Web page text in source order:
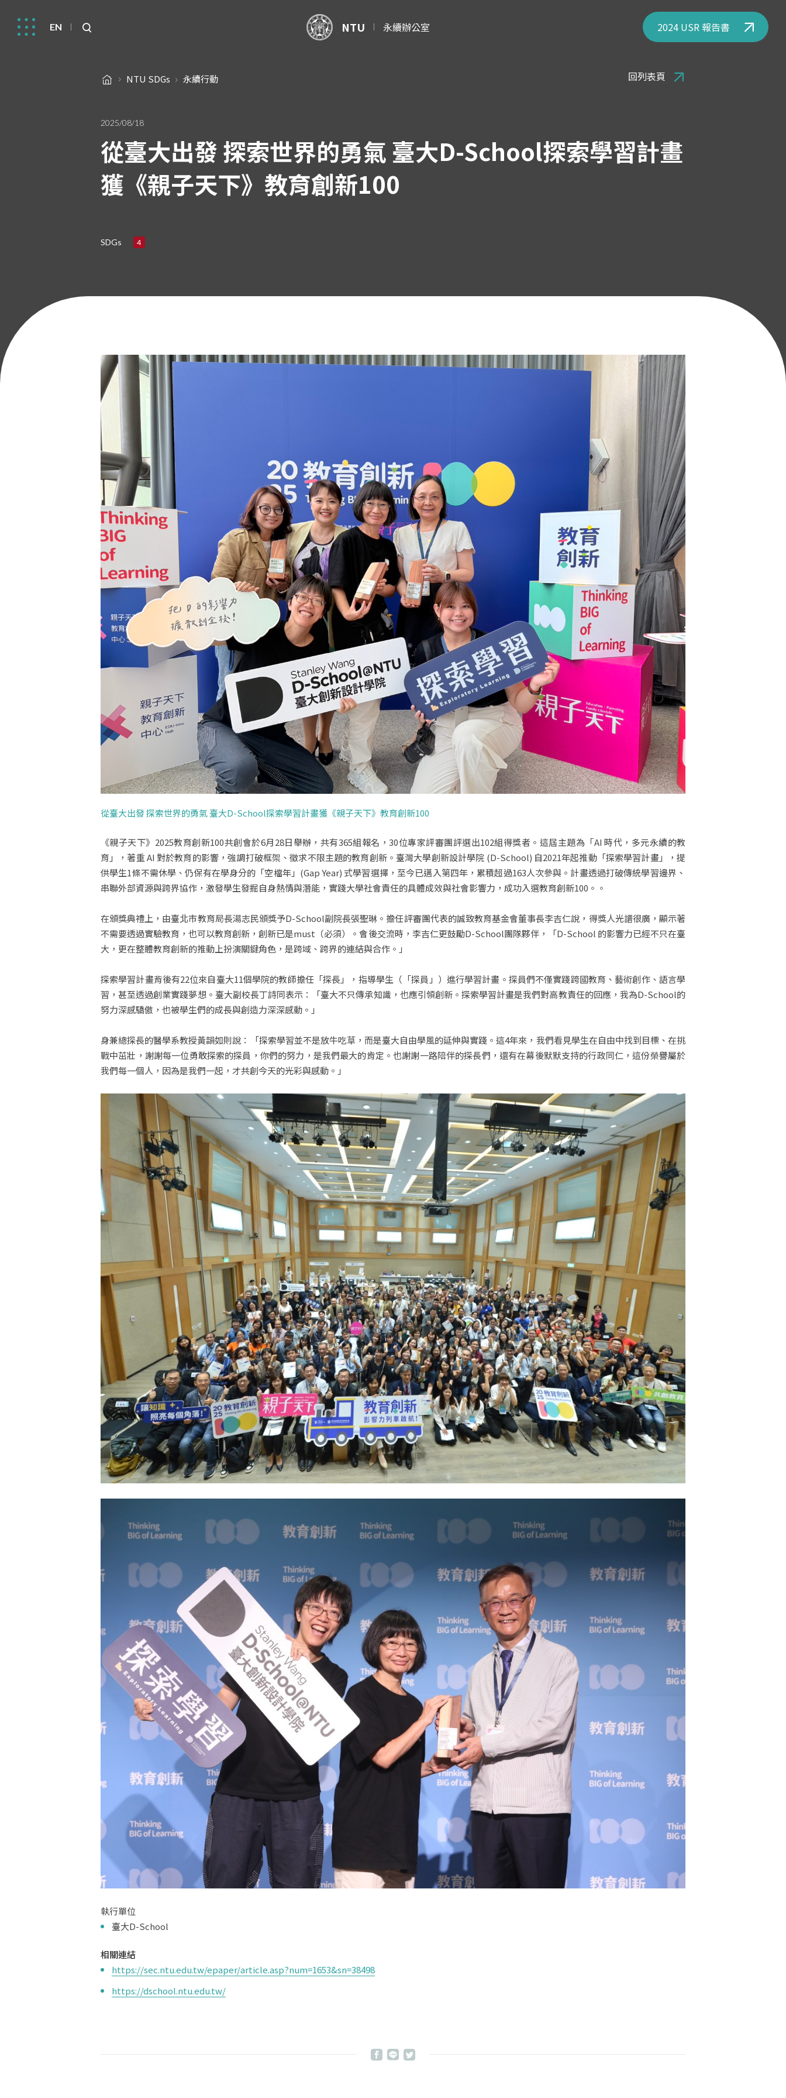
EN NTU 永續辦公室 2024 USR 報告書
NTU SDGs 永續行動 回列表頁
2025/08/18
從臺大出發 探索世界的勇氣 臺大D-School探索學習計畫
獲《親子天下》教育創新100
SDGs
從臺大出發 探索世界的勇氣 臺大D-School探索學習計畫獲《親子天下》教育創新100
《親子天下》2025教育創新100共創會於6月28日舉辦，共有365組報名，30位專家評審團評選出102組得獎者。這屆主題為「AI 時代，多元永續的教
育」，著重 AI 對於教育的影響，強調打破框架、徵求不限主題的教育創新。臺灣大學創新設計學院 (D-School) 自2021年起推動「探索學習計畫」，提
供學生1條不需休學、仍保有在學身分的「空檔年」(Gap Year) 式學習選擇，至今已邁入第四年，累積超過163人次參與。計畫透過打破傳統學習邊界、
串聯外部資源與跨界協作，激發學生發掘自身熱情與潛能，實踐大學社會責任的具體成效與社會影響力，成功入選教育創新100。。
在頒獎典禮上，由臺北市教育局長湯志民頒獎予D-School副院長張聖琳。擔任評審團代表的誠致教育基金會董事長李吉仁說，得獎人光譜很廣，顯示著
不需要透過實驗教育，也可以教育創新，創新已是must（必須）。會後交流時，李吉仁更鼓勵D-School團隊夥伴，「D-School 的影響力已經不只在臺
大，更在整體教育創新的推動上扮演關鍵角色，是跨域、跨界的連結與合作。」
探索學習計畫背後有22位來自臺大11個學院的教師擔任「探長」，指導學生（「探員」）進行學習計畫。探員們不僅實踐跨國教育、藝術創作、語言學
習，甚至透過創業實踐夢想。臺大副校長丁詩同表示：「臺大不只傳承知識，也應引領創新。探索學習計畫是我們對高教責任的回應，我為D-School的
努力深感驕傲，也被學生們的成長與創造力深深感動。」
身兼總探長的醫學系教授黃韻如則說：「探索學習並不是放牛吃草，而是臺大自由學風的延伸與實踐。這4年來，我們看見學生在自由中找到目標、在挑
戰中茁壯，謝謝每一位勇敢探索的探員，你們的努力，是我們最大的肯定。也謝謝一路陪伴的探長們，還有在幕後默默支持的行政同仁，這份榮譽屬於
我們每一個人，因為是我們一起，才共創今天的光彩與感動。」
執行單位
臺大D-School
相關連結
https://sec.ntu.edu.tw/epaper/article.asp?num=1653&sn=38498
https://dschool.ntu.edu.tw/